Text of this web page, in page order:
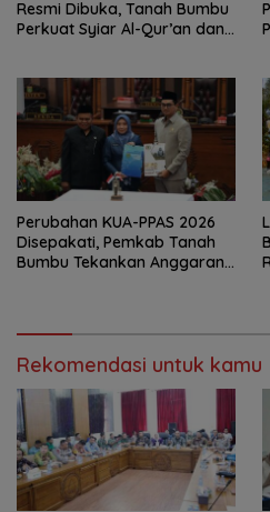
Resmi Dibuka, Tanah Bumbu
Perkuat Syiar Al-Qur’an dan
Perubahan KUA-PPAS 2026
Disepakati, Pemkab Tanah
Bumbu Tekankan Anggaran
Rekomendasi untuk kamu